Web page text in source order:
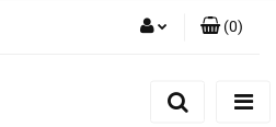
(0)